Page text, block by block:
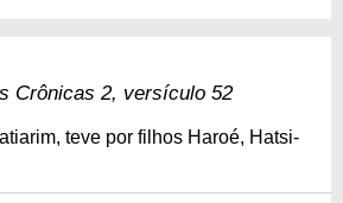
Crônicas 2, versículo 52
teve por filhos Haroé, Hatsi-